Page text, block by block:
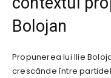
Bolojan
Propunerea lui Ilie
crescânde între